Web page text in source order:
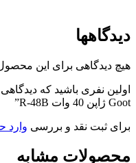
دیدگاهها
هیچ دیدگاهی برای این
اولین نفری باشید که
Goot ژاپن 40 وات R-48B”
برای ثبت نقد و بررسی وارد
محصولات مشابه